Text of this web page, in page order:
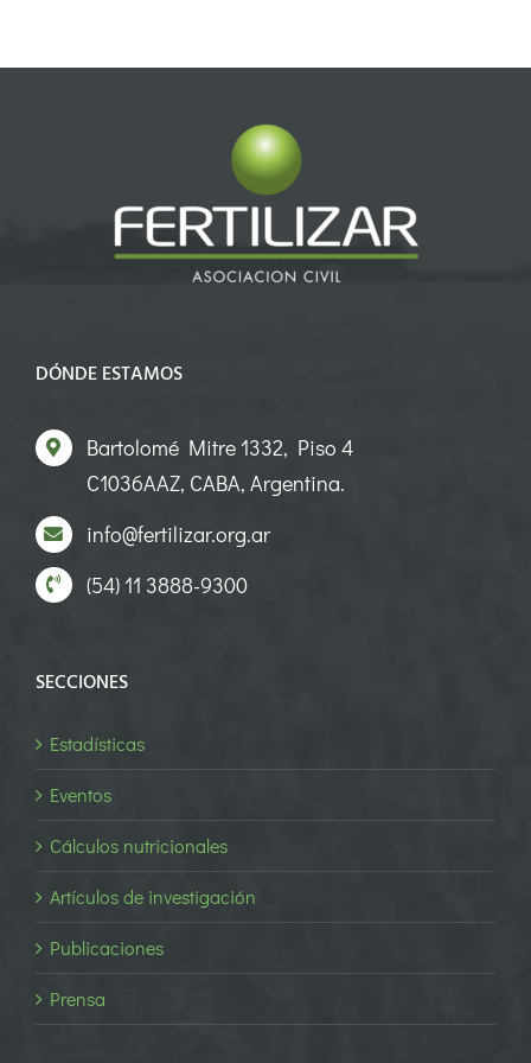
DÓNDE ESTAMOS
Bartolomé Mitre 1332, Piso 4
C1036AAZ, CABA, Argentina.
info@fertilizar.org.ar
(54) 11 3888-9300
SECCIONES
Estadísticas
Eventos
Cálculos nutricionales
Artículos de investigación
Publicaciones
Prensa